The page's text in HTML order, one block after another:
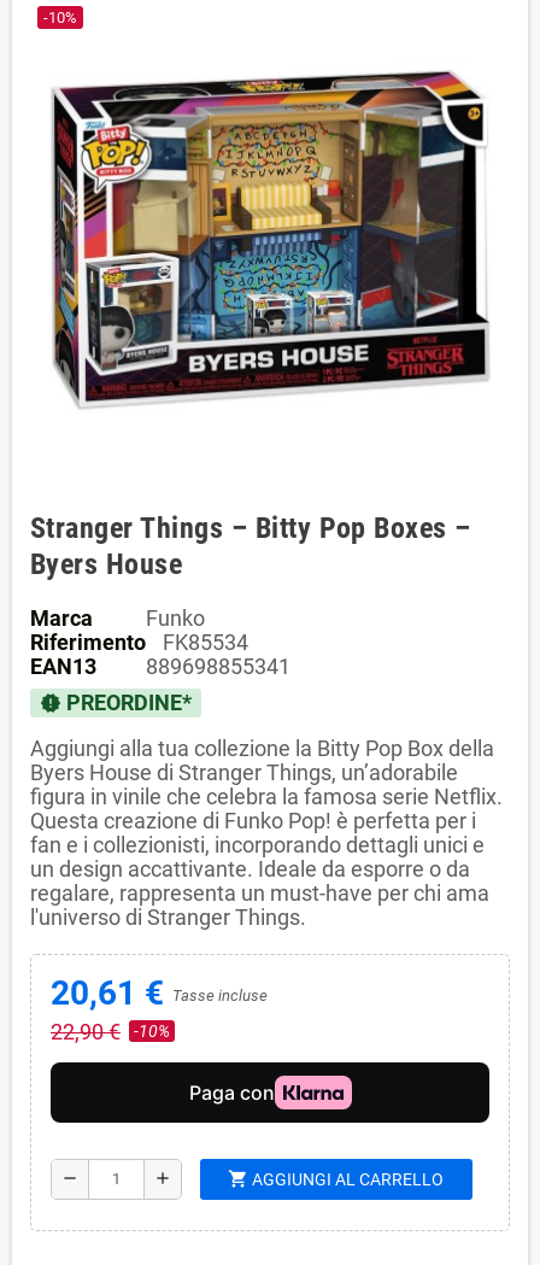
-10%
Stranger Things – Bitty Pop Boxes –
Byers House
Marca
Funko
Riferimento
FK85534
EAN13
889698855341
new_releases PREORDINE*
Aggiungi alla tua collezione la Bitty Pop Box della
Byers House di Stranger Things, un’adorabile
figura in vinile che celebra la famosa serie Netflix.
Questa creazione di Funko Pop! è perfetta per i
fan e i collezionisti, incorporando dettagli unici e
un design accattivante. Ideale da esporre o da
regalare, rappresenta un must-have per chi ama
l'universo di Stranger Things.
20,61 € Tasse incluse
22,90 € -10%
remove add shopping_cart AGGIUNGI AL CARRELLO